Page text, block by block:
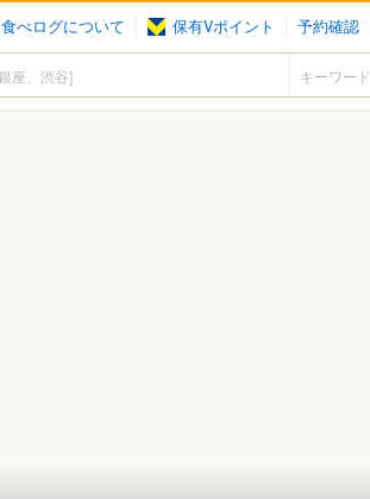
食べログについて 保有Vポイント 予約確認